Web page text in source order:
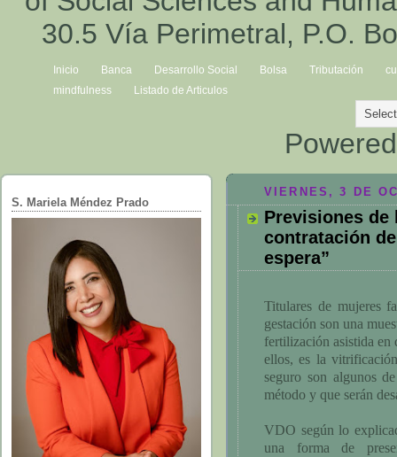
30.5 Vía Perimetral, P.O.
Inicio Banca Desarrollo Social Bolsa Tributación
mindfulness
Listado de Articulos
S. Mariela Méndez Prado
VIERNES, 3 DE
Previsiones de
contratación
espera”
Titulares de mujeres
gestación son una
fertilización asistida en
ellos, es la
seguro son algunos
método y que serán
VDO según lo
una forma de